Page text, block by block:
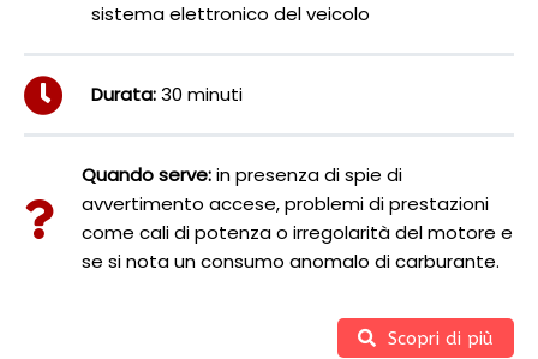
sistema elettronico del veicolo
Durata:30 minuti
Quando serve:in presenza di spie di
avvertimento accese, problemi di prestazioni
come cali di potenza o irregolarità del motore e
se si nota un consumo anomalo di carburante.
Scopri di più